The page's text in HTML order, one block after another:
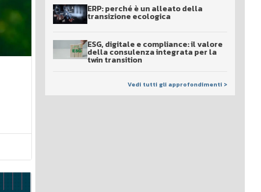
ERP: perché è un alleato della
transizione ecologica
ESG, digitale e compliance: il valore
della consulenza integrata per la
twin transition
Vedi tutti gli approfondimenti >